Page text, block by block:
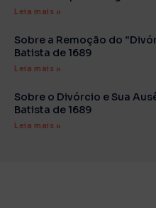
Leia mais »
Sobre a Remoção do
Batista de 1689
Leia mais »
Sobre o Divórcio e Sua
Batista de 1689
Leia mais »